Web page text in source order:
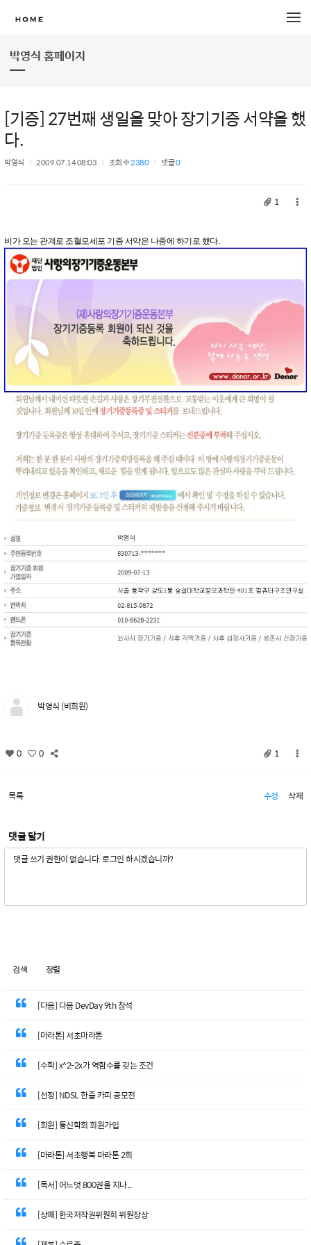
박영식 홈페이지
[기증] 27번째 생일을 맞아 장기기증 서약을 했
다.
박영식 2009.07.14 08:03 조회 수2380 댓글0
1
비가 오는 관계로 조혈모세포 기증 서약은 나중에 하기로 했다.
박영식 (비회원)
0 0 1
목록 수정 삭제
댓글 달기
검색 정렬
[다음] 다음 DevDay 9th 참석
[마라톤] 서초마라톤
[수학] x^2-2x가 역함수를 갖는 조건
[선정] NDSL 한줄 카피 공모전
[회원] 통신학회 회원가입
[마라톤] 서초행복 마라톤 2회
[독서] 어느덧 800권을 지나...
[상패] 한국저작권위원회 위원장상